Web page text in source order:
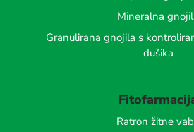
Mineralna
Granulirana gnojila s
dušika
Ratron žitne